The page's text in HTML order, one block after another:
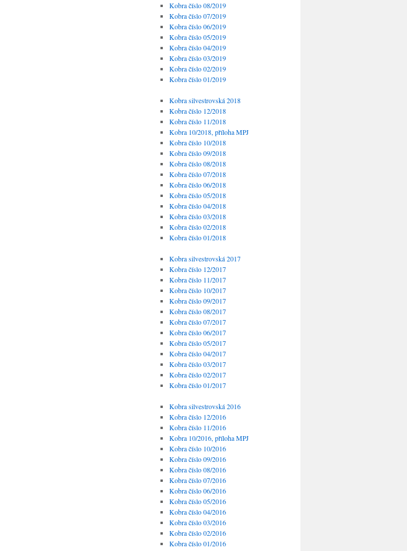
Kobra číslo 08/2019
Kobra číslo 07/2019
Kobra číslo 06/2019
Kobra číslo 05/2019
Kobra číslo 04/2019
Kobra číslo 03/2019
Kobra číslo 02/2019
Kobra číslo 01/2019
Kobra silvestrovská 2018
Kobra číslo 12/2018
Kobra číslo 11/2018
Kobra 10/2018, příloha MPJ
Kobra číslo 10/2018
Kobra číslo 09/2018
Kobra číslo 08/2018
Kobra číslo 07/2018
Kobra číslo 06/2018
Kobra číslo 05/2018
Kobra číslo 04/2018
Kobra číslo 03/2018
Kobra číslo 02/2018
Kobra číslo 01/2018
Kobra silvestrovská 2017
Kobra číslo 12/2017
Kobra číslo 11/2017
Kobra číslo 10/2017
Kobra číslo 09/2017
Kobra číslo 08/2017
Kobra číslo 07/2017
Kobra číslo 06/2017
Kobra číslo 05/2017
Kobra číslo 04/2017
Kobra číslo 03/2017
Kobra číslo 02/2017
Kobra číslo 01/2017
Kobra silvestrovská 2016
Kobra číslo 12/2016
Kobra číslo 11/2016
Kobra 10/2016, příloha MPJ
Kobra číslo 10/2016
Kobra číslo 09/2016
Kobra číslo 08/2016
Kobra číslo 07/2016
Kobra číslo 06/2016
Kobra číslo 05/2016
Kobra číslo 04/2016
Kobra číslo 03/2016
Kobra číslo 02/2016
Kobra číslo 01/2016